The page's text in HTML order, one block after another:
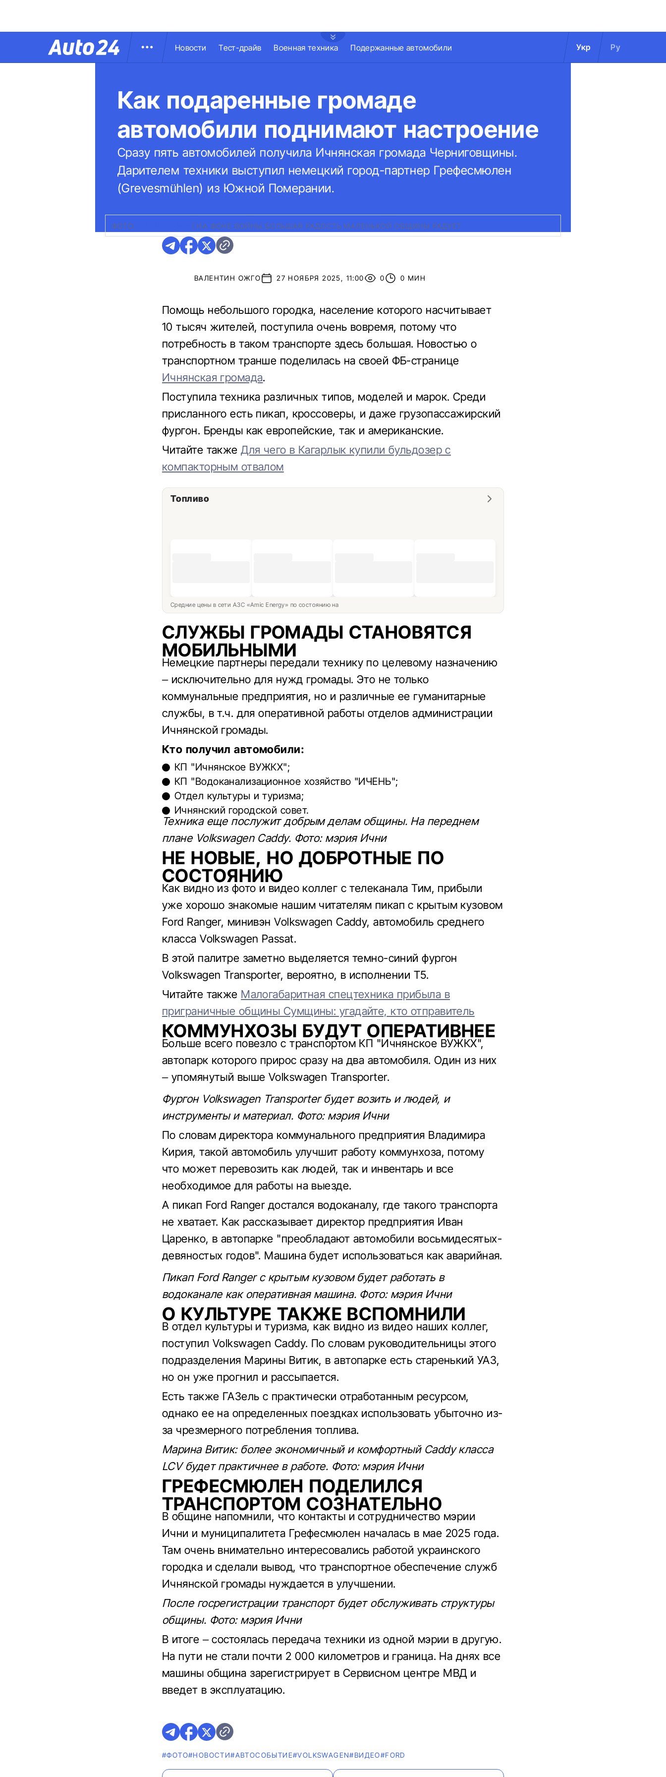
Новости Тест-драйв Военная техника Подержанные автомобили Укр Ру
Как подаренные громаде
автомобили поднимают настроение
Сразу пять автомобилей получила Ичнянская громада Черниговщины.
Дарителем техники выступил немецкий город-партнер Грефесмюлен
(Grevesmühlen) из Южной Померании.
ФОТО: НА ФОНЕ ВОЙНЫ БОЛЬШАЯ РАДОСТЬ МАЛЕНЬКОЙ ОБЩИНЫ РАДУЕТ
ВАЛЕНТИН ОЖГО 27 НОЯБРЯ 2025, 11:00 0 0 МИН
Помощь небольшого городка, население которого насчитывает
10 тысяч жителей, поступила очень вовремя, потому что
потребность в таком транспорте здесь большая. Новостью о
транспортном транше поделилась на своей ФБ-странице
Ичнянская громада.
Поступила техника различных типов, моделей и марок. Среди
присланного есть пикап, кроссоверы, и даже грузопассажирский
фургон. Бренды как европейские, так и американские.
Читайте такжеДля чего в Кагарлык купили бульдозер с
компакторным отвалом
Топливо
Средние цены в сети АЗС «Amic Energy» по состоянию на
СЛУЖБЫ ГРОМАДЫ СТАНОВЯТСЯ
МОБИЛЬНЫМИ
Немецкие партнеры передали технику по целевому назначению
– исключительно для нужд громады. Это не только
коммунальные предприятия, но и различные ее гуманитарные
службы, в т.ч. для оперативной работы отделов администрации
Ичнянской громады.
Кто получил автомобили:
КП "Ичнянское ВУЖКХ";
КП "Водоканализационное хозяйство "ИЧЕНЬ";
Отдел культуры и туризма;
Ичнянский городской совет.
Техника еще послужит добрым делам общины. На переднем
плане Volkswagen Caddy. Фото: мэрия Ични
НЕ НОВЫЕ, НО ДОБРОТНЫЕ ПО
СОСТОЯНИЮ
Как видно из фото и видео коллег с телеканала Тим, прибыли
уже хорошо знакомые нашим читателям пикап с крытым кузовом
Ford Ranger, минивэн Volkswagen Caddy, автомобиль среднего
класса Volkswagen Passat.
В этой палитре заметно выделяется темно-синий фургон
Volkswagen Transporter, вероятно, в исполнении Т5.
Читайте также Малогабаритная спецтехника прибыла в
приграничные общины Сумщины: угадайте, кто отправитель
КОММУНХОЗЫ БУДУТ ОПЕРАТИВНЕЕ
Больше всего повезло с транспортом КП "Ичнянское ВУЖКХ",
автопарк которого прирос сразу на два автомобиля. Один из них
– упомянутый выше Volkswagen Transporter.
Фургон Volkswagen Transporter будет возить и людей, и
инструменты и материал. Фото: мэрия Ични
По словам директора коммунального предприятия Владимира
Кирия, такой автомобиль улучшит работу коммунхоза, потому
что может перевозить как людей, так и инвентарь и все
необходимое для работы на выезде.
А пикап Ford Ranger достался водоканалу, где такого транспорта
не хватает. Как рассказывает директор предприятия Иван
Царенко, в автопарке "преобладают автомобили восьмидесятых-
девяностых годов". Машина будет использоваться как аварийная.
Пикап Ford Ranger с крытым кузовом будет работать в
водоканале как оперативная машина. Фото: мэрия Ични
О КУЛЬТУРЕ ТАКЖЕ ВСПОМНИЛИ
В отдел культуры и туризма, как видно из видео наших коллег,
поступил Volkswagen Caddy. По словам руководительницы этого
подразделения Марины Витик, в автопарке есть старенький УАЗ,
но он уже прогнил и рассыпается.
Есть также ГАЗель с практически отработанным ресурсом,
однако ее на определенных поездках использовать убыточно из-
за чрезмерного потребления топлива.
Марина Витик: более экономичный и комфортный Caddy класса
LCV будет практичнее в работе. Фото: мэрия Ични
ГРЕФЕСМЮЛЕН ПОДЕЛИЛСЯ
ТРАНСПОРТОМ СОЗНАТЕЛЬНО
В общине напомнили, что контакты и сотрудничество мэрии
Ични и муниципалитета Грефесмюлен началась в мае 2025 года.
Там очень внимательно интересовались работой украинского
городка и сделали вывод, что транспортное обеспечение служб
Ичнянской громады нуждается в улучшении.
После госрегистрации транспорт будет обслуживать структуры
общины. Фото: мэрия Ични
В итоге – состоялась передача техники из одной мэрии в другую.
На пути не стали почти 2 000 километров и граница. На днях все
машины община зарегистрирует в Сервисном центре МВД и
введет в эксплуатацию.
#ФОТО#НОВОСТИ#АВТОСОБЫТИЕ#VOLKSWAGEN#ВИДЕО#FORD